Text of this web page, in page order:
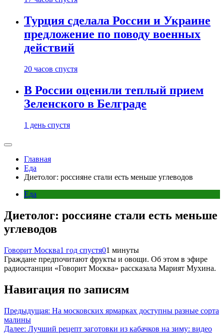
Турция сделала России и Украине
предложение по поводу военных
действий
20 часов спустя
В России оценили теплый прием
Зеленского в Белграде
1 день спустя
Главная
Еда
Диетолог: россияне стали есть меньше углеводов
Еда
Диетолог: россияне стали есть меньше
углеводов
Говорит Москва1 год спустя01 минуты
Граждане предпочитают фрукты и овощи. Об этом в эфире
радиостанции «Говорит Москва» рассказала Марият Мухина.
Навигация по записям
Предыдущая: На московских ярмарках доступны разные сорта
малины
Далее: Лучший рецепт заготовки из кабачков на зиму: видео